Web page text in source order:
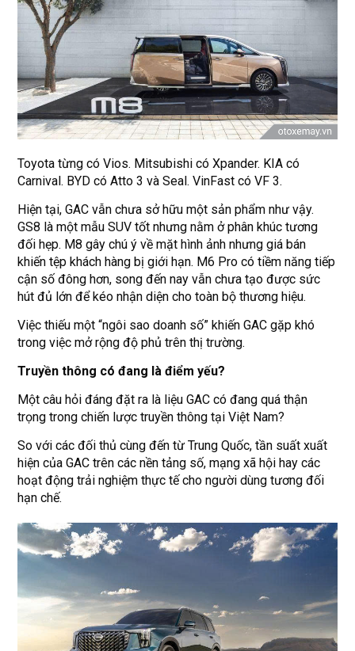
Toyota từng có Vios. Mitsubishi có Xpander. KIA có
Carnival. BYD có Atto 3 và Seal. VinFast có VF 3.
Hiện tại, GAC vẫn chưa sở hữu một sản phẩm như vậy.
GS8 là một mẫu SUV tốt nhưng nằm ở phân khúc tương
đối hẹp. M8 gây chú ý về mặt hình ảnh nhưng giá bán
khiến tệp khách hàng bị giới hạn. M6 Pro có tiềm năng tiếp
cận số đông hơn, song đến nay vẫn chưa tạo được sức
hút đủ lớn để kéo nhận diện cho toàn bộ thương hiệu.
Việc thiếu một “ngôi sao doanh số” khiến GAC gặp khó
trong việc mở rộng độ phủ trên thị trường.
Truyền thông có đang là điểm yếu?
Một câu hỏi đáng đặt ra là liệu GAC có đang quá thận
trọng trong chiến lược truyền thông tại Việt Nam?
So với các đối thủ cùng đến từ Trung Quốc, tần suất xuất
hiện của GAC trên các nền tảng số, mạng xã hội hay các
hoạt động trải nghiệm thực tế cho người dùng tương đối
hạn chế.